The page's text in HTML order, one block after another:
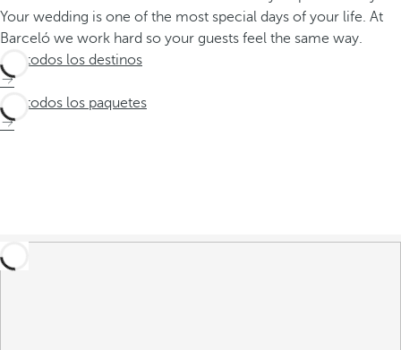
Your wedding is one of the most special days of your life. At
Barceló we work hard so your guests feel the same way.
Ver todos los destinos
Ver todos los paquetes